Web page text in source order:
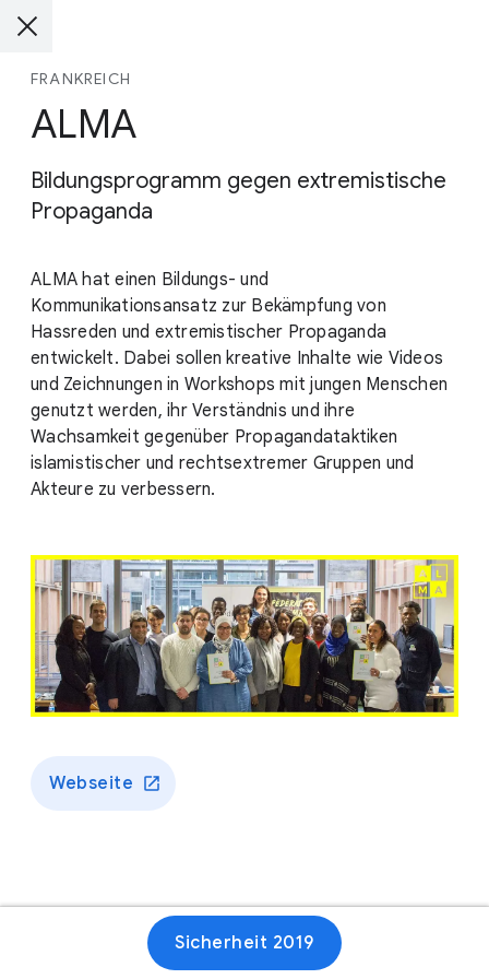
FRANKREICH
ALMA
Bildungsprogramm gegen extremistische
Propaganda
ALMA hat einen Bildungs- und
Kommunikationsansatz zur Bekämpfung von
Hassreden und extremistischer Propaganda
entwickelt. Dabei sollen kreative Inhalte wie Videos
und Zeichnungen in Workshops mit jungen Menschen
genutzt werden, ihr Verständnis und ihre
Wachsamkeit gegenüber Propagandataktiken
islamistischer und rechtsextremer Gruppen und
Akteure zu verbessern.
Webseite
Sicherheit 2019